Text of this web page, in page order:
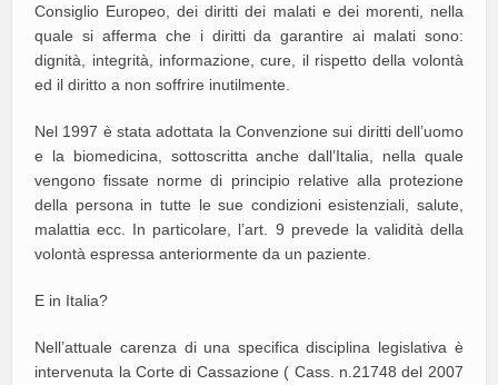
Consiglio Europeo, dei diritti dei malati e dei morenti, nella
quale si afferma che i diritti da garantire ai malati sono:
dignità, integrità, informazione, cure, il rispetto della volontà
ed il diritto a non soffrire inutilmente.
Nel 1997 è stata adottata la Convenzione sui diritti dell’uomo
e la biomedicina, sottoscritta anche dall’Italia, nella quale
vengono fissate norme di principio relative alla protezione
della persona in tutte le sue condizioni esistenziali, salute,
malattia ecc. In particolare, l’art. 9 prevede la validità della
volontà espressa anteriormente da un paziente.
E in Italia?
Nell’attuale carenza di una specifica disciplina legislativa è
intervenuta la Corte di Cassazione ( Cass. n.21748 del 2007